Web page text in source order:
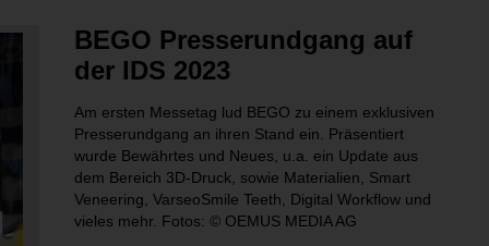
Gedanke: Wer findet sich hier wieder?
(ePA) – Was Sie wissen
Zahntechnik
Alterszahnmedizin
und BT2 Tiefbiss-Korrektor
Zahntechnik Meisterschulen
Unternehmensberatung & Agenturen
der DGET
– Klinische Aspekte von
bei nicht ordnungsgemäßen Entsorgungen
BEGO Presserundgang auf
der IDS 2023
Am ersten Messetag lud BEGO zu einem exklusiven
Presserundgang an ihren Stand ein. Präsentiert
wurde Bewährtes und Neues, u.a. ein Update aus
dem Bereich 3D-Druck, sowie Materialien, Smart
Veneering, VarseoSmile Teeth, Digital Workflow und
vieles mehr. Fotos: © OEMUS MEDIA AG